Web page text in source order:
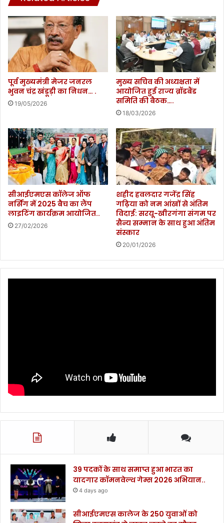
पूर्व मुख्यमंत्री मेजर जनरल
भुवन चंद्र खंडूड़ी का निधन… .
19/05/2026
मुख्य सचिव की अध्यक्षता में
आयोजित हुई राज्य ब्रॉडबैंड
समिति की बैठक….
18/03/2026
सीआईएमएस कॉलेज ऑफ
नर्सिंग में 2025 बैच का लैंप
लाइटिंग कार्यक्रम आयोजित..
27/02/2026
शहीद हवलदार गजेंद्र सिंह
गढ़िया को नम आंखों से अंतिम
विदाई: सरयू-खीरगंगा संगम पर
सैन्य सम्मान के साथ हुआ अंतिम
संस्कार
20/01/2026
39 पदकों के साथ समाप्त हुआ भारत का
यादगार कॉमनवेल्थ गेम्स 2026 अभियान..
4 days ago
सीआईएमएस कालेज के 250 युवाओं को